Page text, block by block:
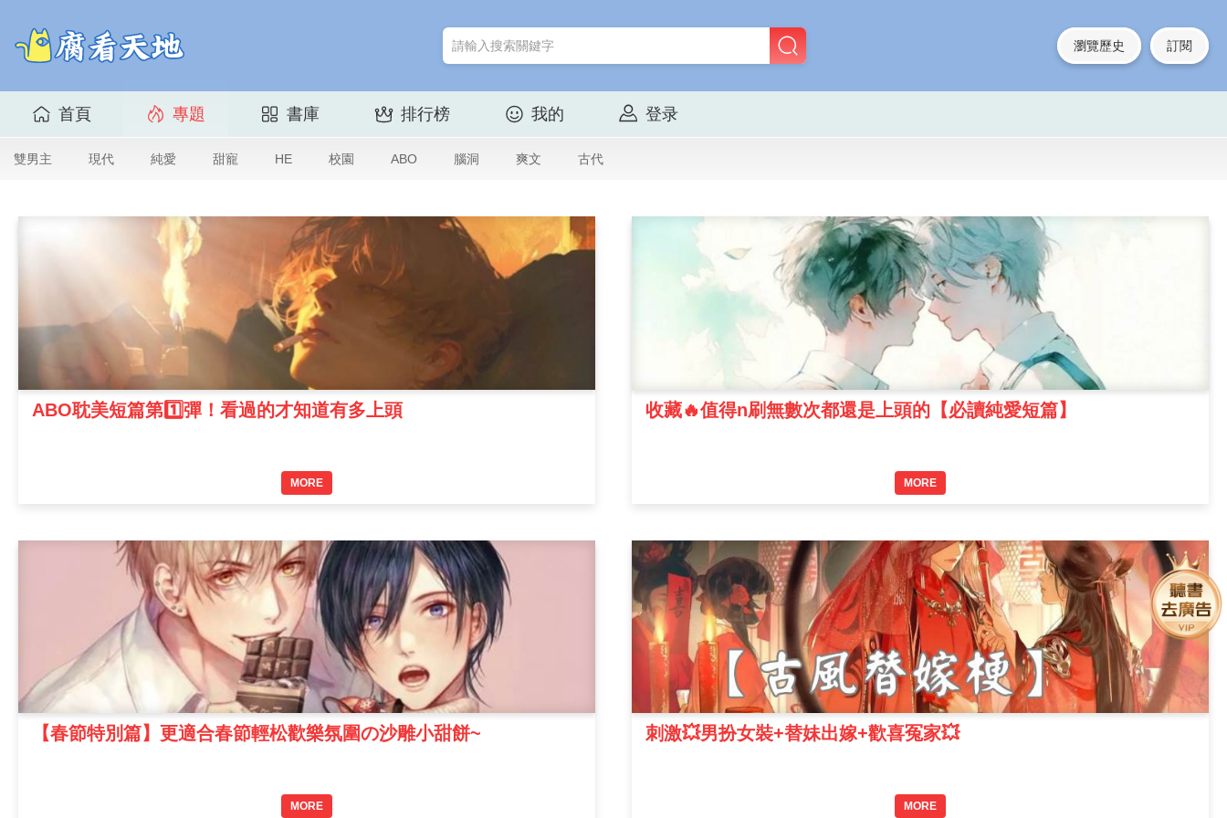
瀏覽歷史 訂閱
首頁 專題 書庫 排行榜 我的 登录
雙男主 現代 純愛 甜寵 HE 校園 ABO 腦洞 爽文 古代
ABO耽美短篇第1️⃣彈！看過的才知道有多上頭
MORE
收藏🔥值得n刷無數次都還是上頭的【必讀純愛短篇】
MORE
【春節特別篇】更適合春節輕松歡樂氛圍の沙雕小甜餅~
MORE
刺激💥男扮女裝+替妹出嫁+歡喜冤家💥
MORE